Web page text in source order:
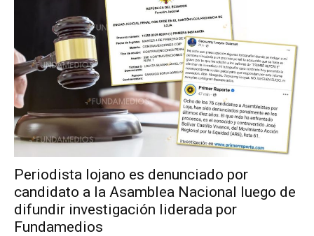
Periodista lojano es denunciado por
candidato a la Asamblea Nacional luego de
difundir investigación liderada por
Fundamedios